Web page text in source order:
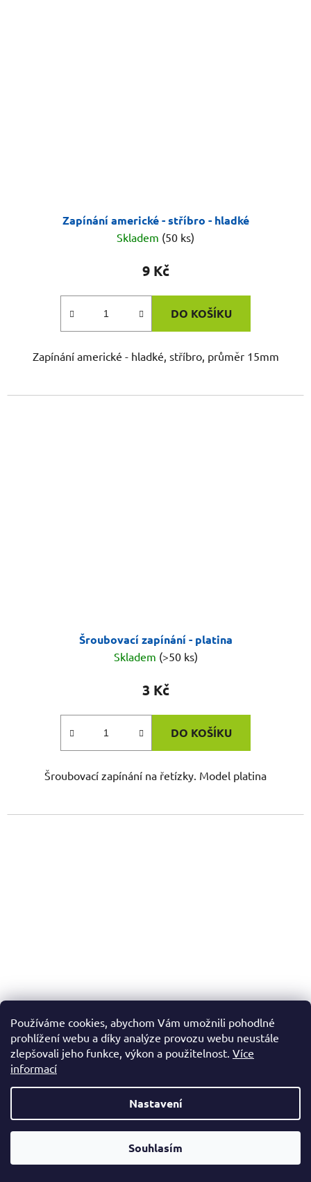
Používáme cookies, abychom Vám umožnili pohodlné
prohlížení webu a díky analýze provozu webu neustále
zlepšovali jeho funkce, výkon a použitelnost. Více
informací
Nastavení
Souhlasím
Od čtvrtka 6.8. do úterý 11.8. máme mimořádně zavřeno.
Zapínání americké - stříbro - hladké
Skladem (50 ks)
9 Kč
DO KOŠÍKU
Zapínání americké - hladké, stříbro, průměr 15mm
Šroubovací zapínání - platina
Skladem (>50 ks)
3 Kč
DO KOŠÍKU
Šroubovací zapínání na řetízky. Model platina
Šroubovací zapínání - zlato
3 Kč
DO KOŠÍKU